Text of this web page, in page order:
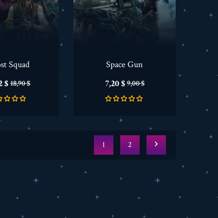
Squad
$Precio
18,90 $
Space Gun
Precio
7,20 $Precio
9,00 $
1 2 